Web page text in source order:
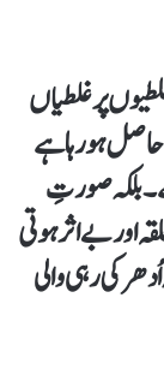
پر غلطیاں
حاصل ہو رہا ہے
بلکہ صورتِ
اور بے اثر ہوتی
کی رہی والی